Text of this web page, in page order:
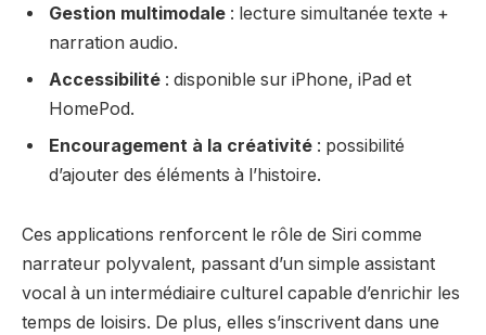
Gestion multimodale : lecture simultanée texte +
narration audio.
Accessibilité : disponible sur iPhone, iPad et
HomePod.
Encouragement à la créativité : possibilité
d’ajouter des éléments à l’histoire.
Ces applications renforcent le rôle de Siri comme
narrateur polyvalent, passant d’un simple assistant
vocal à un intermédiaire culturel capable d’enrichir les
temps de loisirs. De plus, elles s’inscrivent dans une